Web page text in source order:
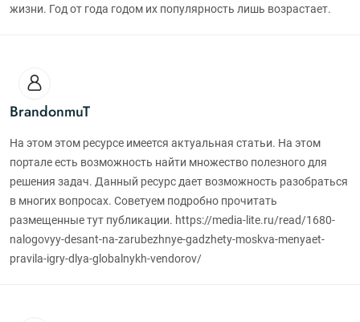
жизни. Год от года годом их популярность лишь возрастает.
BrandonmuT
На этом этом ресурсе имеется актуальная статьи. На этом
портале есть возможность найти множество полезного для
решения задач. Данный ресурс дает возможность разобраться
в многих вопросах. Советуем подробно прочитать
размещенные тут публикации. https://media-lite.ru/read/1680-
nalogovyy-desant-na-zarubezhnye-gadzhety-moskva-menyaet-
pravila-igry-dlya-globalnykh-vendorov/